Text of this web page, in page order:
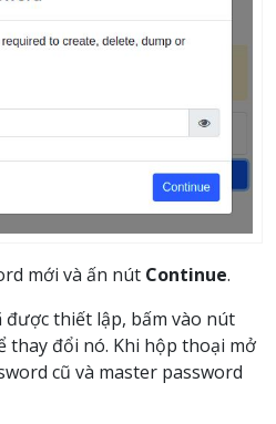
mới và ấn nút Continue.
thiết lập, bấm vào nút
thay đổi nó. Khi hộp thoại mở
cũ và master password